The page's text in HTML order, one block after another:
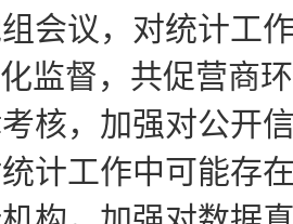
会议，对统计工
监督，共促营商
核，加强对公开
计工作中可能存